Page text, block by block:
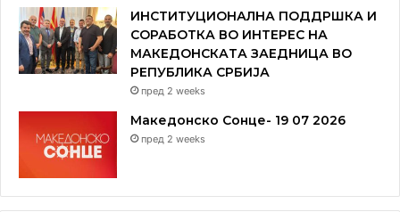
ИНСТИТУЦИОНАЛНА ПОДДРШКА И
СОРАБОТКА ВО ИНТЕРЕС НА
МАКЕДОНСКАТА ЗАЕДНИЦА ВО
РЕПУБЛИКА СРБИЈА
пред 2 weeks
Македонско Сонце- 19 07 2026
пред 2 weeks